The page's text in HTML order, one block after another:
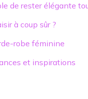
de rester élégante
à coup sûr ?
robe féminine
et inspirations